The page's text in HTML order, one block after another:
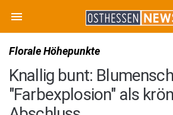
Florale Höhepunkte
Knallig bunt:
"Farbexplosion" als